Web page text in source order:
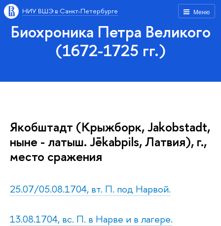
Меню
НИУ ВШЭ в Санкт-Петербурге
Биохроника Петра Великого
(1672-1725 гг.)
Якобштадт (Крыжборк, Jakobstadt,
ныне - латыш. Jēkabpils, Латвия), г.,
место сражения
25.07/05.08.1704, вт. П. под Нарвой.
13.08.1704, вс. П. в Нарве и в лагере.